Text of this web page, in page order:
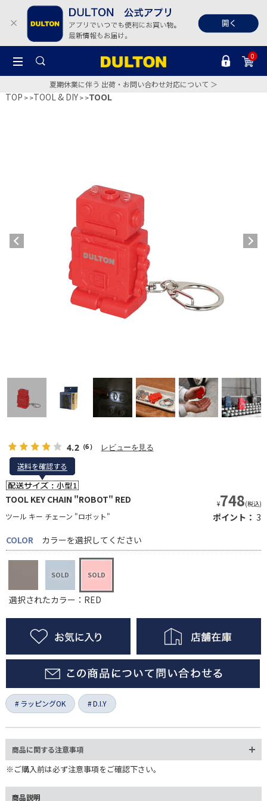
0
夏期休業に伴う 出荷・お問い合わせ対応について ＞
TOP >TOOL & DIY >TOOL
4.2（6） レビューを見る
送料を確認する
送料を確認する
TOOL KEY CHAIN "ROBOT" RED
ツール キー チェーン "ロボット"
¥748(税込)
ポイント： 3
COLOR
カラーを選択してください
選択されたカラー：RED
ラッピングOK D.I.Y
商品に関する注意事項
※ご購入前は必ず注意事項をご確認下さい。
商品説明